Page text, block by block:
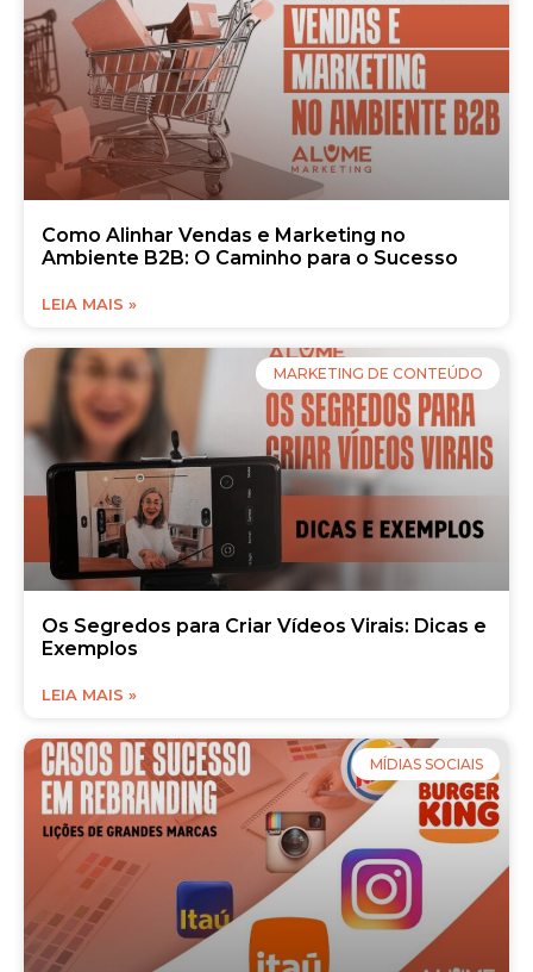
Como Alinhar Vendas e Marketing no
Ambiente B2B: O Caminho para o Sucesso
LEIA MAIS »
MARKETING DE CONTEÚDO
Os Segredos para Criar Vídeos Virais: Dicas e
Exemplos
LEIA MAIS »
MÍDIAS SOCIAIS